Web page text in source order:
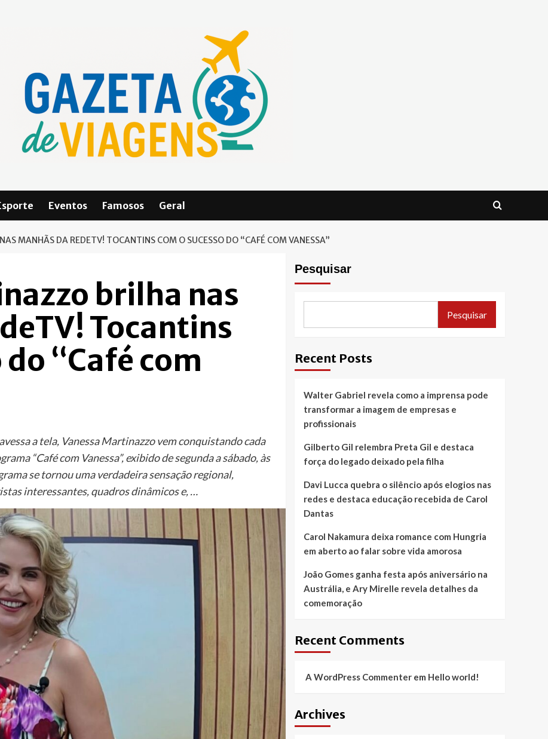
Eventos Famosos Geral
MANHÃS DA REDETV! TOCANTINS COM O SUCESSO DO “CAFÉ COM VANESSA”
brilha nas
Tocantins
“Café com
a tela, Vanessa Martinazzo vem conquistando cada
“Café com Vanessa”, exibido de segunda a sábado, às
se tornou uma verdadeira sensação regional,
interessantes, quadros dinâmicos e, …
Pesquisar
Pesquisar
Recent Posts
Walter Gabriel revela como a imprensa pode
transformar a imagem de empresas e
profissionais
Gilberto Gil relembra Preta Gil e destaca
força do legado deixado pela filha
Davi Lucca quebra o silêncio após elogios nas
redes e destaca educação recebida de Carol
Dantas
Carol Nakamura deixa romance com Hungria
em aberto ao falar sobre vida amorosa
João Gomes ganha festa após aniversário na
Austrália, e Ary Mirelle revela detalhes da
comemoração
Recent Comments
A WordPress Commenterem Hello world!
Archives